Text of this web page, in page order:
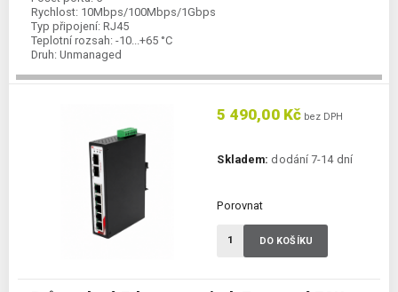
Rychlost: 10Mbps/100Mbps/1Gbps
Typ připojení: RJ45
Teplotní rozsah: -10...+65 °C
Druh: Unmanaged
5 490,00 Kč bez DPH
Skladem: dodání 7-14 dní
Porovnat
DO KOŠÍKU